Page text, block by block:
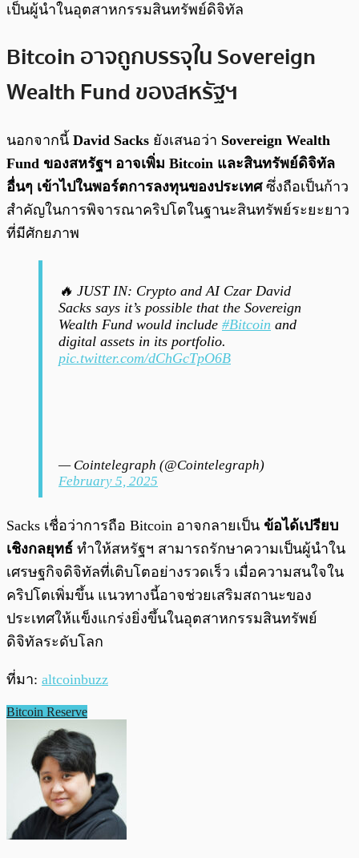
เป็นผู้นำในอุตสาหกรรมสินทรัพย์ดิจิทัล
Bitcoin อาจถูกบรรจุใน Sovereign
Wealth Fund ของสหรัฐฯ
นอกจากนี้ David Sacks ยังเสนอว่า Sovereign Wealth
Fund ของสหรัฐฯ อาจเพิ่ม Bitcoin และสินทรัพย์ดิจิทัล
อื่นๆ เข้าไปในพอร์ตการลงทุนของประเทศซึ่งถือเป็นก้าว
สำคัญในการพิจารณาคริปโตในฐานะสินทรัพย์ระยะยาว
ที่มีศักยภาพ
🔥 JUST IN: Crypto and AI Czar David
Sacks says it’s possible that the Sovereign
Wealth Fund would include #Bitcoin and
digital assets in its portfolio.
pic.twitter.com/dChGcTpO6B
— Cointelegraph (@Cointelegraph)
February 5, 2025
Sacks เชื่อว่าการถือ Bitcoin อาจกลายเป็น ข้อได้เปรียบ
เชิงกลยุทธ์ ทำให้สหรัฐฯ สามารถรักษาความเป็นผู้นำใน
เศรษฐกิจดิจิทัลที่เติบโตอย่างรวดเร็ว เมื่อความสนใจใน
คริปโตเพิ่มขึ้น แนวทางนี้อาจช่วยเสริมสถานะของ
ประเทศให้แข็งแกร่งยิ่งขึ้นในอุตสาหกรรมสินทรัพย์
ดิจิทัลระดับโลก
ที่มา: altcoinbuzz
Bitcoin Reserve